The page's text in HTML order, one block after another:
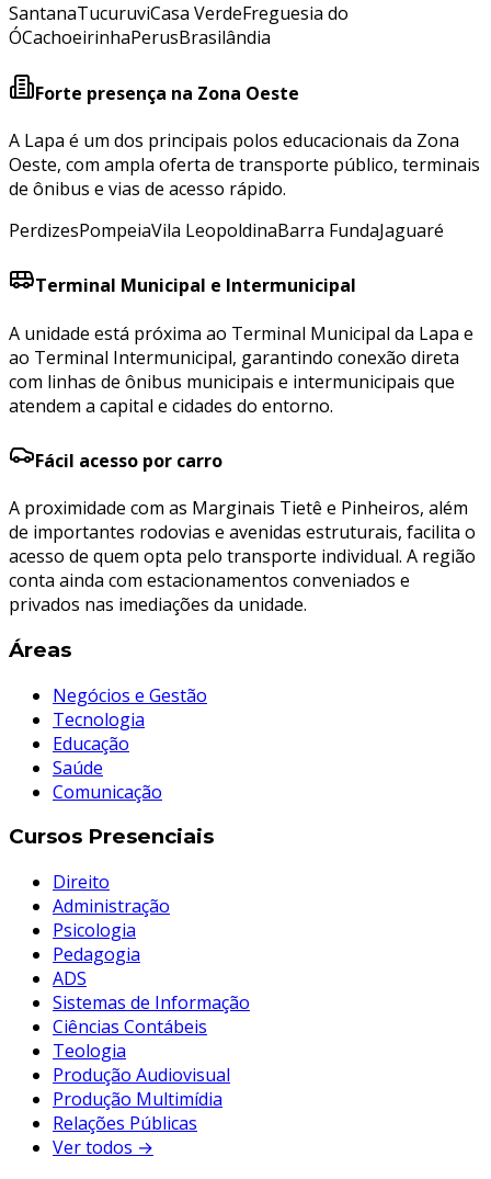
SantanaTucuruviCasa VerdeFreguesia do
ÓCachoeirinhaPerusBrasilândia
Forte presença na Zona Oeste
A Lapa é um dos principais polos educacionais da Zona
Oeste, com ampla oferta de transporte público, terminais
de ônibus e vias de acesso rápido.
PerdizesPompeiaVila LeopoldinaBarra FundaJaguaré
Terminal Municipal e Intermunicipal
A unidade está próxima ao Terminal Municipal da Lapa e
ao Terminal Intermunicipal, garantindo conexão direta
com linhas de ônibus municipais e intermunicipais que
atendem a capital e cidades do entorno.
Fácil acesso por carro
A proximidade com as Marginais Tietê e Pinheiros, além
de importantes rodovias e avenidas estruturais, facilita o
acesso de quem opta pelo transporte individual. A região
conta ainda com estacionamentos conveniados e
privados nas imediações da unidade.
Áreas
Negócios e Gestão
Tecnologia
Educação
Saúde
Comunicação
Cursos Presenciais
Direito
Administração
Psicologia
Pedagogia
ADS
Sistemas de Informação
Ciências Contábeis
Teologia
Produção Audiovisual
Produção Multimídia
Relações Públicas
Ver todos →